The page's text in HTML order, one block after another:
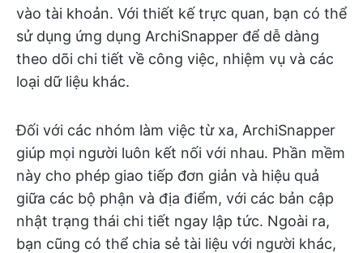
vào tài khoản. Với thiết kế trực quan, bạn có thể
sử dụng ứng dụng ArchiSnapper để dễ dàng
theo dõi chi tiết về công việc, nhiệm vụ và các
loại dữ liệu khác.
Đối với các nhóm làm việc từ xa, ArchiSnapper
giúp mọi người luôn kết nối với nhau. Phần mềm
này cho phép giao tiếp đơn giản và hiệu quả
giữa các bộ phận và địa điểm, với các bản cập
nhật trạng thái chi tiết ngay lập tức. Ngoài ra,
bạn cũng có thể chia sẻ tài liệu với người khác,